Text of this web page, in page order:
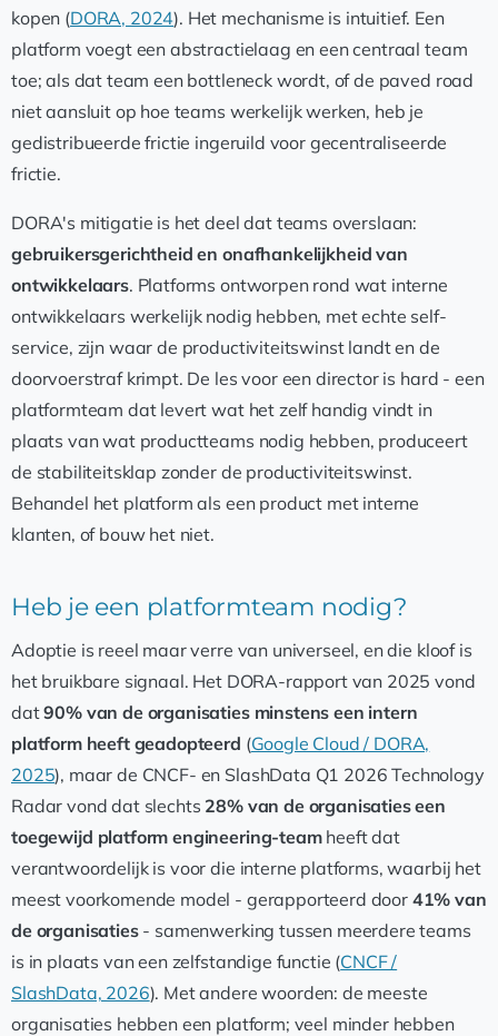
kopen (DORA, 2024). Het mechanisme is intuitief. Een
platform voegt een abstractielaag en een centraal team
toe; als dat team een bottleneck wordt, of de paved road
niet aansluit op hoe teams werkelijk werken, heb je
gedistribueerde frictie ingeruild voor gecentraliseerde
frictie.
DORA's mitigatie is het deel dat teams overslaan:
gebruikersgerichtheid en onafhankelijkheid van
ontwikkelaars. Platforms ontworpen rond wat interne
ontwikkelaars werkelijk nodig hebben, met echte self-
service, zijn waar de productiviteitswinst landt en de
doorvoerstraf krimpt. De les voor een director is hard - een
platformteam dat levert wat het zelf handig vindt in
plaats van wat productteams nodig hebben, produceert
de stabiliteitsklap zonder de productiviteitswinst.
Behandel het platform als een product met interne
klanten, of bouw het niet.
Heb je een platformteam nodig?
Adoptie is reeel maar verre van universeel, en die kloof is
het bruikbare signaal. Het DORA-rapport van 2025 vond
dat90% van de organisaties minstens een intern
platform heeft geadopteerd (Google Cloud / DORA,
2025), maar de CNCF- en SlashData Q1 2026 Technology
Radar vond dat slechts 28% van de organisaties een
toegewijd platform engineering-teamheeft dat
verantwoordelijk is voor die interne platforms, waarbij het
meest voorkomende model - gerapporteerd door 41% van
de organisaties- samenwerking tussen meerdere teams
is in plaats van een zelfstandige functie (CNCF /
SlashData, 2026). Met andere woorden: de meeste
organisaties hebben een platform; veel minder hebben